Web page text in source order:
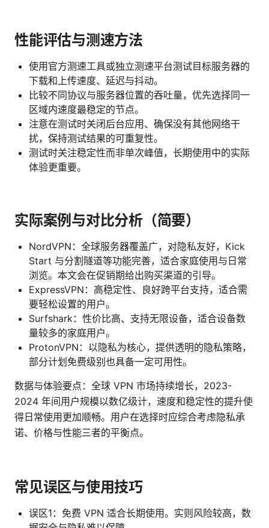
性能评估与测速方法
使用官方测速工具或独立测速平台测试目标服务器的
下载和上传速度、延迟与抖动。
比较不同协议与服务器位置的吞吐量，优先选择同一
区域内速度最稳定的节点。
注意在测试时关闭后台应用、确保没有其他网络干
扰，保持测试结果的可重复性。
测试时关注稳定性而非单次峰值，长期使用中的实际
体验更重要。
实际案例与对比分析（简要）
NordVPN：全球服务器覆盖广，对隐私友好，Kick
Start 与分割隧道等功能完善，适合家庭使用与日常
浏览。本文会在促销期给出购买渠道的引导。
ExpressVPN：高稳定性、良好跨平台支持，适合需
要轻松设置的用户。
Surfshark：性价比高、支持无限设备，适合设备数
量较多的家庭用户。
ProtonVPN：以隐私为核心，提供透明的隐私策略，
部分计划免费级别也具备一定可用性。
数据与体验要点：全球 VPN 市场持续增长，2023-
2024 年间用户规模以数亿级计，速度和稳定性的提升使
得日常使用更加顺畅。用户在选择时应综合考虑隐私承
诺、价格与性能三者的平衡点。
常见误区与使用技巧
误区1：免费 VPN 适合长期使用。实则风险较高，数